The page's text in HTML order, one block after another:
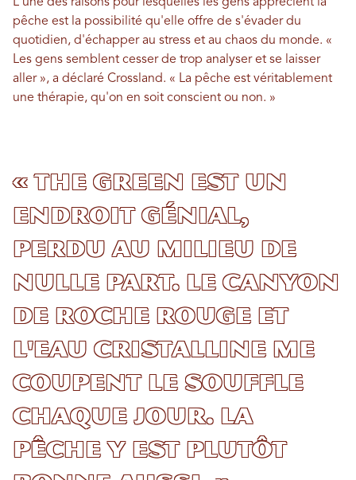
pêche est la possibilité qu'elle offre de s'évader du
quotidien, d'échapper au stress et au chaos du monde. «
Les gens semblent cesser de trop analyser et se laisser
aller », a déclaré Crossland. « La pêche est véritablement
une thérapie, qu'on en soit conscient ou non. »
« The Green est un
endroit génial,
perdu au milieu de
nulle part. Le canyon
de roche rouge et
l'eau cristalline me
coupent le souffle
chaque jour. La
pêche y est plutôt